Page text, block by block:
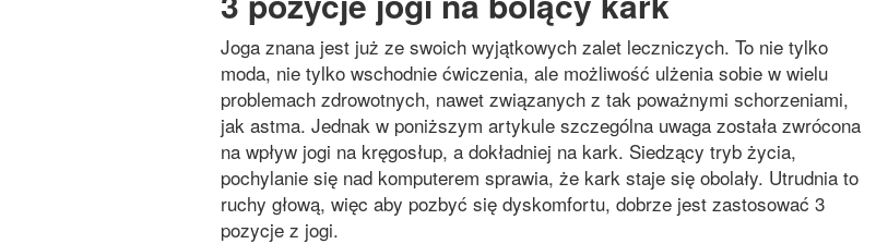
Joga znana jest już ze swoich wyjątkowych zalet leczniczych. To nie tylko
moda, nie tylko wschodnie ćwiczenia, ale możliwość ulżenia sobie w wielu
problemach zdrowotnych, nawet związanych z tak poważnymi schorzeniami,
jak astma. Jednak w poniższym artykule szczególna uwaga została zwrócona
na wpływ jogi na kręgosłup, a dokładniej na kark. Siedzący tryb życia,
pochylanie się nad komputerem sprawia, że kark staje się obolały. Utrudnia to
ruchy głową, więc aby pozbyć się dyskomfortu, dobrze jest zastosować 3
pozycje z jogi.